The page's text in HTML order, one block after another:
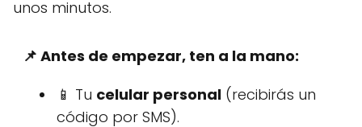
unos minutos.
📌 Antes de empezar, ten a la mano:
📱 Tu celular personal (recibirás un
código por SMS).